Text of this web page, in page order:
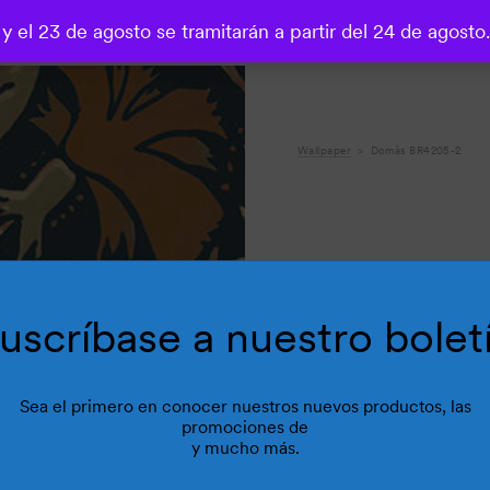
Wallpaper Domàs BR4205-2
a nuestro
Sea el primero en conocer nuestros nuevos productos, las
promociones de
y mucho más.
el 23 de agosto se tramitarán a partir del 24 de